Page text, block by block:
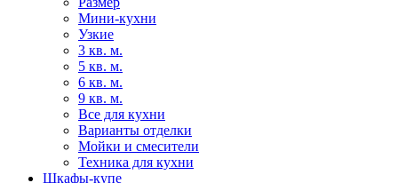
Мини-кухни
Узкие
3 кв. м.
5 кв. м.
6 кв. м.
9 кв. м.
Все для кухни
Варианты отделки
Мойки и смесители
Техника для кухни
Шкафы-купе